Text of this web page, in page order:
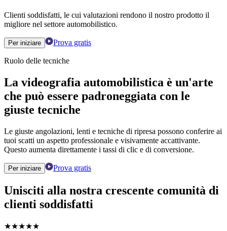
Clienti soddisfatti, le cui valutazioni rendono il nostro prodotto il
migliore nel settore automobilistico.
Per iniziare Prova gratis
Ruolo delle tecniche
La videografia automobilistica è un'arte
che può essere padroneggiata con le
giuste tecniche
Le giuste angolazioni, lenti e tecniche di ripresa possono conferire ai
tuoi scatti un aspetto professionale e visivamente accattivante.
Questo aumenta direttamente i tassi di clic e di conversione.
Per iniziare Prova gratis
Unisciti alla nostra crescente comunità di
clienti soddisfatti
★★★★★